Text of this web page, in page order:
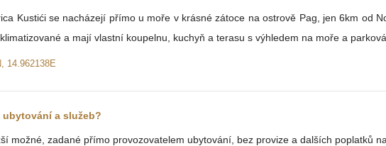
Kustići se nacházejí přímo u moře v krásné zátoce na ostrově Pag, jen 6km od
a mají vlastní koupelnu, kuchyň a terasu s výhledem na moře a
14.962138E
a služeb?
možné, zadané přímo provozovatelem ubytování, bez provize a dalších poplatků